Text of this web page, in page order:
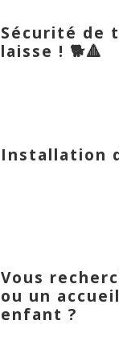
Sécurité de
laisse ! 🐕🔺
Installation
Vous
ou un
enfant ?